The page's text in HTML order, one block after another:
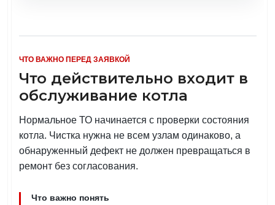
ЧТО ВАЖНО ПЕРЕД ЗАЯВКОЙ
Что действительно входит в
обслуживание котла
Нормальное ТО начинается с проверки состояния
котла. Чистка нужна не всем узлам одинаково, а
обнаруженный дефект не должен превращаться в
ремонт без согласования.
Что важно понять